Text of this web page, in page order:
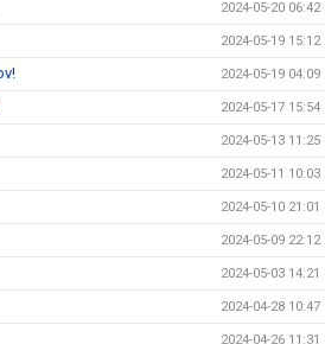
2024-05-20 06:42
2024-05-19 15:12
2024-05-19 04:09
2024-05-17 15:54
2024-05-13 11:25
2024-05-11 10:03
2024-05-10 21:01
2024-05-09 22:12
2024-05-03 14:21
2024-04-28 10:47
2024-04-26 11:31